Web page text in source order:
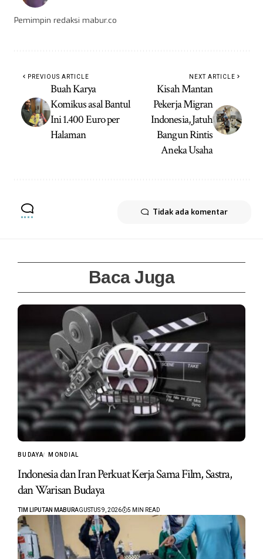
Pemimpin redaksi mabur.co
PREVIOUS ARTICLE
Buah Karya
Komikus asal Bantul
Ini 1.400 Euro per
Halaman
NEXT ARTICLE
Kisah Mantan
Pekerja Migran
Indonesia, Jatuh
Bangun Rintis
Aneka Usaha
Tidak ada komentar
Baca Juga
BUDAYA MONDIAL
Indonesia dan Iran Perkuat Kerja Sama Film, Sastra,
dan Warisan Budaya
TIM LIPUTAN MABURAGUSTUS 9, 2026 5 MIN READ